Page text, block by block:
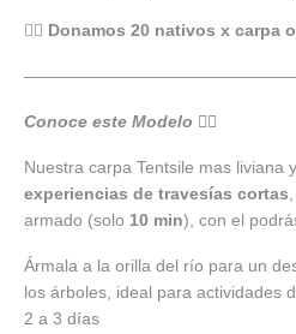
👉🏼 Donamos 20 nativos x carpa
Conoce este Modelo 👇🏼
Nuestra carpa Tentsile mas liviana
experiencias de travesías cortas
armado (solo 10 min), con el
Ármala a la orilla del río para un
los árboles, ideal para actividades
2 a 3 días